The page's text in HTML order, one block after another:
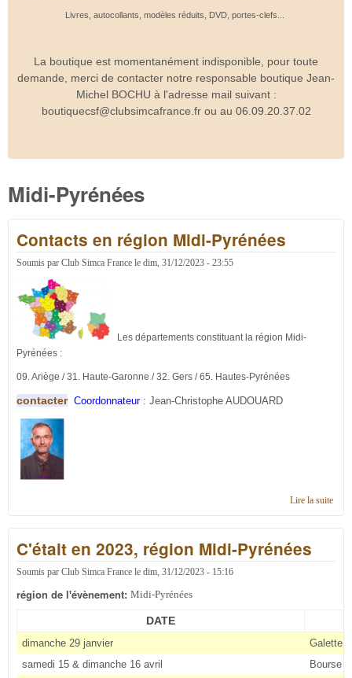
Livres, autocollants, modèles réduits, DVD, portes-clefs...
La boutique est momentanément indisponible, pour toute
demande, merci de contacter notre responsable boutique Jean-
Michel BOCHU à l'adresse mail suivant :
boutiquecsf@clubsimcafrance.fr ou au 06.09.20.37.02
Midi-Pyrénées
Contacts en région Midi-Pyrénées
Soumis par Club Simca France le dim, 31/12/2023 - 23:55
Les départements constituant la région Midi-
Pyrénées :
09. Ariège / 31. Haute-Garonne / 32. Gers / 65. Hautes-Pyrénées
contacter Coordonnateur: Jean-Christophe AUDOUARD
Lire la suitede
C'était en 2023, région Midi-Pyrénées
Soumis par Club Simca France le dim, 31/12/2023 - 15:16
région de l'évènement: Midi-Pyrénées
DATE
dimanche 29 janvier
Galette
samedi 15 & dimanche 16 avril
Bourse